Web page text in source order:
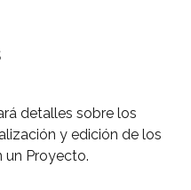
detalles sobre los
y edición de los
un Proyecto.